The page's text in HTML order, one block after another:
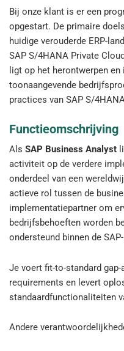
Bij onze klant is er een
opgestart. De primaire
huidige verouderde ERP-
SAP S/4HANA Private
ligt op het herontwerpen
toonaangevende
practices van SAP S/
Functieomschrijving
Als SAP Business Analyst
activiteit op de verdere
onderdeel van een
actieve rol tussen de
implementatiepartner om
bedrijfsbehoeften worden
ondersteund binnen de
Je voert fit-to-standard
requirements en levert
standaardfunctionaliteiten
Andere